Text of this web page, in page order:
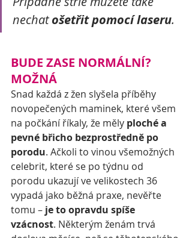
nechat ošetřit pomocí laseru.
BUDE ZASE NORMÁLNÍ?
MOŽNÁ
Snad každá z žen slyšela příběhy
novopečených maminek, které všem
na počkání říkaly, že měly ploché a
pevné břicho bezprostředně po
porodu. Ačkoli to vinou všemožných
celebrit, které se po týdnu od
porodu ukazují ve velikostech 36
vypadá jako běžná praxe, nevěřte
tomu – je to opravdu spíše
vzácnost. Některým ženám trvá